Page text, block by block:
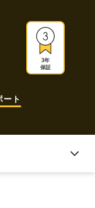
3年
保証
ート